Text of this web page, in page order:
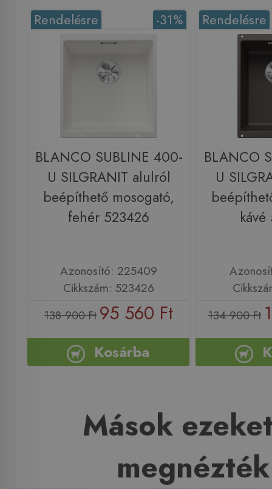
-31%
Rendelésre
BLANCO SUBLINE 400-
U SILGRANIT alulról
beépíthető mosogató,
fehér 523426
Azonosító: 225409
Cikkszám: 523426
138 900 Ft 95 560 Ft
Kosárba
Rendelésre
BLANCO
U
134 900 Ft
Mások
megnézték